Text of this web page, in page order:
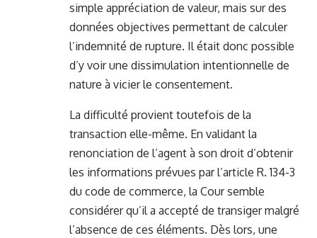
simple appréciation de valeur, mais sur des
données objectives permettant de calculer
l’indemnité de rupture. Il était donc possible
d’y voir une dissimulation intentionnelle de
nature à vicier le consentement.
La difficulté provient toutefois de la
transaction elle-même. En validant la
renonciation de l’agent à son droit d’obtenir
les informations prévues par l’article R. 134-3
du code de commerce, la Cour semble
considérer qu’il a accepté de transiger malgré
l’absence de ces éléments. Dès lors, une